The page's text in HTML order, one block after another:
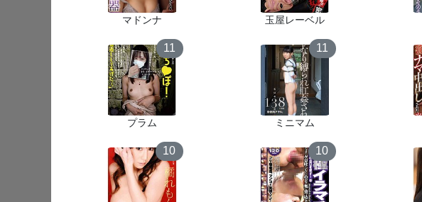
マドンナ 玉屋レーベル
11
プラム
11
ミニマム
10 10